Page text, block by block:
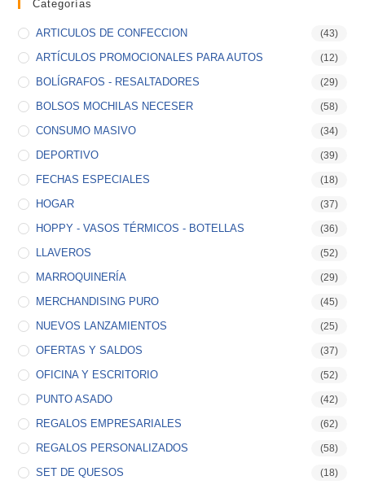
Categorías
ARTICULOS DE CONFECCION (43)
ARTÍCULOS PROMOCIONALES PARA AUTOS (12)
BOLÍGRAFOS - RESALTADORES (29)
BOLSOS MOCHILAS NECESER (58)
CONSUMO MASIVO (34)
DEPORTIVO (39)
FECHAS ESPECIALES (18)
HOGAR (37)
HOPPY - VASOS TÉRMICOS - BOTELLAS (36)
LLAVEROS (52)
MARROQUINERÍA (29)
MERCHANDISING PURO (45)
NUEVOS LANZAMIENTOS (25)
OFERTAS Y SALDOS (37)
OFICINA Y ESCRITORIO (52)
PUNTO ASADO (42)
REGALOS EMPRESARIALES (62)
REGALOS PERSONALIZADOS (58)
SET DE QUESOS (18)